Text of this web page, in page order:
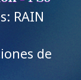
RAIN
de